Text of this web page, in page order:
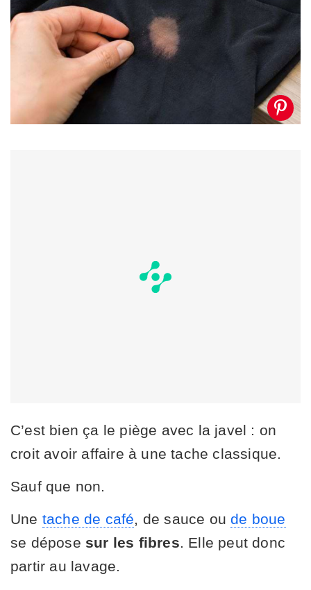
C’est bien ça le piège avec la javel : on
croit avoir affaire à une tache classique.
Sauf que non.
Une tache de café, de sauce oude boue
se dépose sur les fibres. Elle peut donc
partir au lavage.